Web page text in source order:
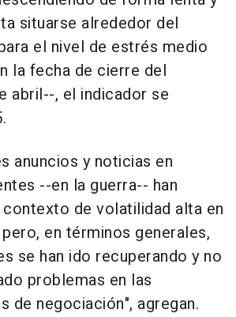
situarse alrededor del
el nivel de estrés medio
la fecha de cierre del
abril--, el indicador se
anuncios y noticias en
--en la guerra-- han
de volatilidad alta en
en términos generales,
se han ido recuperando y no
problemas en las
de negociación", agregan.